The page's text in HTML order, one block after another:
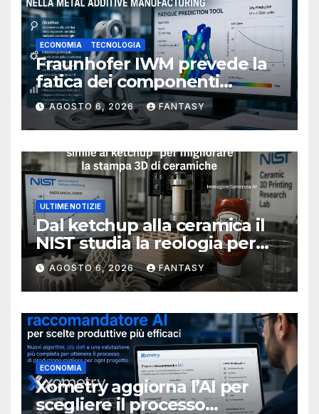
ECONOMIA TECNOLOGIA
Fraunhofer IWM prevede la
fatica dei componenti
metallici stampati in 3D
AGOSTO 6, 2026 FANTASY
ULTIME NOTIZIE
Dal ketchup alla ceramica il
NIST studia la reologia per
rendere più affidabile la
stampa 3D
AGOSTO 6, 2026 FANTASY
ECONOMIA
Xometry aggiorna l’AI per
scegliere il processo